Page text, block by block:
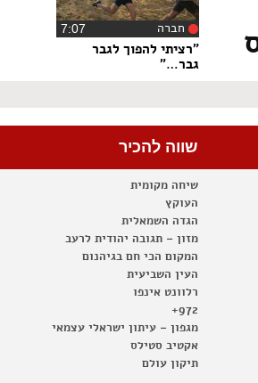
חברה
"רציתי להפוך לגבר
גבר…"
שווה להכיר
שיחה מקומית
העוקץ
הגדה השמאלית
מזון – תגובה יהודית לרעב
המקום הכי חם בגיהנום
העין השביעית
רלוונט אינפו
972+
מגפון – עיתון ישראלי עצמאי
אקטיב סטילס
תיקון עולם